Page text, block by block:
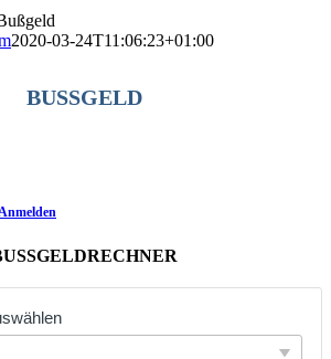
2020-03-24T11:06:23+01:00
BUSSGELD